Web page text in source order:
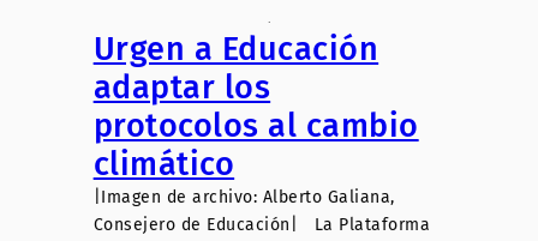
.
Urgen a Educación
adaptar los
protocolos al cambio
climático
|Imagen de archivo: Alberto Galiana,
Consejero de Educación| La Plataforma